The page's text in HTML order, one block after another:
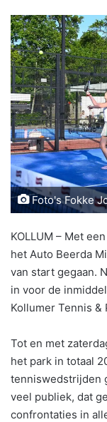
Foto's Fokke
KOLLUM – Met
het Auto Beerda
van start gegaan.
in voor de
Kollumer Tennis &
Tot en met
het park in totaal
tenniswedstrijden
veel publiek, dat
confrontaties in